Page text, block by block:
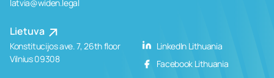
latvia@widen.legal
Lietuva
Konstitucijos ave. 7, 26th floor
Vilnius 09308
LinkedIn Lithuania
Facebook Lithuania